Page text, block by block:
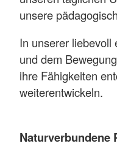
unsere
In unserer liebevoll
und dem
ihre Fähigkeiten
weiterentwickeln.
Naturverbundene